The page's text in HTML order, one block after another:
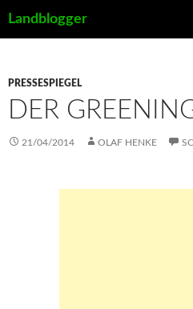
Landblogger
PRESSESPIEGEL
DER
21/04/2014 OLAF HENKE